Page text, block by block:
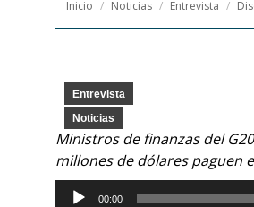
Estás aquí:
Inicio Noticias Entrevista
Entrevista
Noticias
Ministros de finanzas del
millones de dólares paguen
Reproductor
00:00